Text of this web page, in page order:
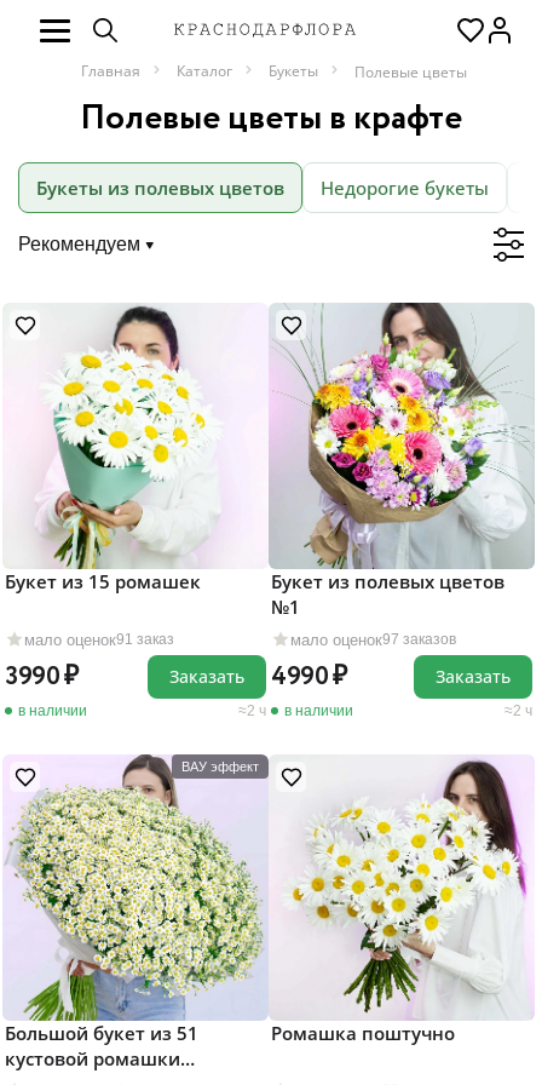
Главная Каталог Букеты Полевые цветы
Полевые цветы в крафте
Букеты из полевых цветов Недорогие букеты
Рекомендуем
мало оценок91 заказ
Букет из 15 ромашек
3990
в наличии 2 ч
Заказать
мало оценок97 заказов
Букет из полевых цветов
№1
4990
в наличии 2 ч
Заказать
ВАУ эффект
Большой букет из 51
кустовой ромашки
Ромашка поштучно